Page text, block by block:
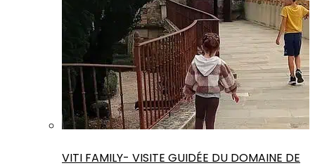
VITI FAMILY- VISITE GUIDÉE DU DOMAINE DE